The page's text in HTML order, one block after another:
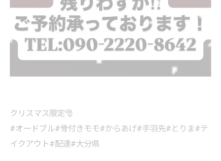
クリスマス限定🎅
#オードブル#骨付きモモ#からあげ#手羽先#とりま#テ
イクアウト#配達#大分県